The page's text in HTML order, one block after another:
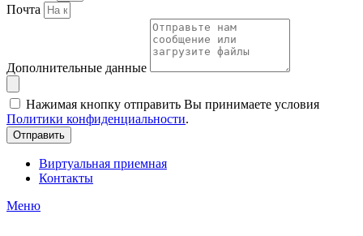
Почта
Дополнительные данные
Нажимая кнопку отправить Вы принимаете условия
Политики конфиденциальности.
Отправить
Виртуальная приемная
Контакты
Меню